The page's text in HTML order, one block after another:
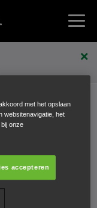
met u
met het opslaan
websitenavigatie, het
onze
accepteren